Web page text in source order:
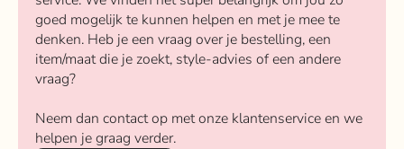
goed mogelijk te kunnen helpen en met je mee te
denken. Heb je een vraag over je bestelling, een
item/maat die je zoekt, style-advies of een andere
vraag?
Neem dan contact op met onze klantenservice en we
helpen je graag verder.